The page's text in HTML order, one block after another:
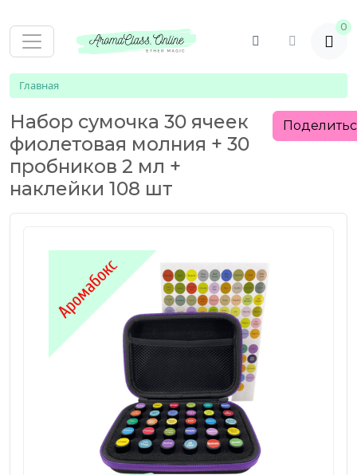
0
Главная
Набор сумочка 30 ячеек
фиолетовая молния + 30
пробников 2 мл +
наклейки 108 шт